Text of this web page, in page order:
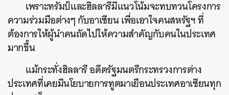
เพราะทรัมป์และฮิลลารีมีแนวโน้มจะทบทวนโครงการ
ความร่วมมือต่างๆ กับอาเซียน เพื่อเอาใจคนสหรัฐฯ ที่
ต้องการให้ผู้นำคนถัดไปให้ความสำคัญกับคนในประเทศ
มากขึ้น
แม้กระทั่งฮิลลารี อดีตรัฐมนตรีกระทรวงการต่าง
ประเทศที่เคยมีนโยบายการทูตมาเยือนประเทศอาเซียนทุก